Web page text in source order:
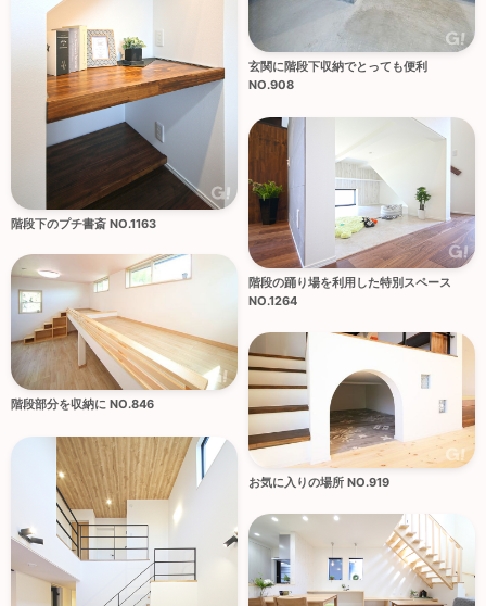
玄関に階段下収納でとっても便利
NO.908
階段下のプチ書斎 NO.1163
階段の踊り場を利用した特別スペース
NO.1264
階段部分を収納に NO.846
お気に入りの場所 NO.919